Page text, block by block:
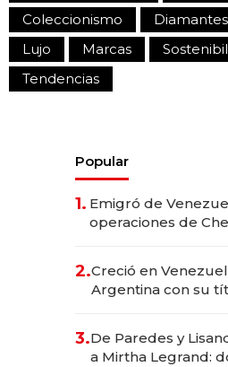
Coleccionismo
Diamantes
Lujo
Marcas
Tendencias
Popular
1. Emigró de
operaciones de
2.Creció en
Argentina con su
las marcas "fast
3.De Paredes y
a Mirtha Legrand: